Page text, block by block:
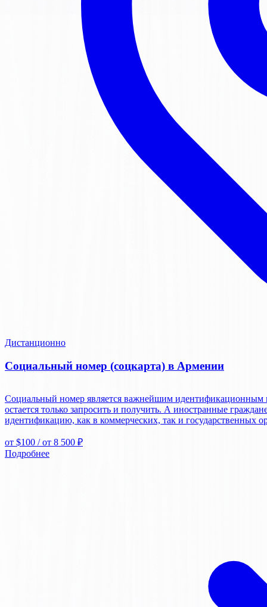
Дистанционно
Социальный номер (соцкарта) в Армении
Социальный номер является важнейшим
остается только запросить и получить. А иностранные
идентификацию, как в коммерческих, так и государственных
от $100 / от 8 500 ₽
Подробнее